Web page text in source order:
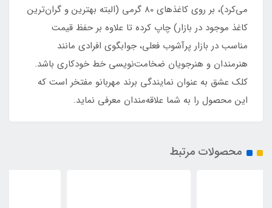
می‌کرد)، بر روی کاغذهای 80 گرمی (البته بهترین و گران‌ترین
کاغذ موجود در بازار) چاپ کرده تا علاوه بر حفظ قیمت
مناسب در بازار پرآشوب فعلی، جوابگوی افرادی مانند
هنرمندان و هنرجویان ضخامت‌نویسی خط خودکاری باشد.
کلک عشق به عنوان نمایندگی برند مهربانو مفتخر است که
این محصول را به شما علاقه‌مندان معرفی نماید.
محصولات مرتبط